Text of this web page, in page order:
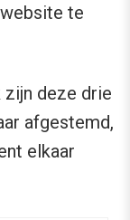
te
deze drie
afgestemd,
elkaar